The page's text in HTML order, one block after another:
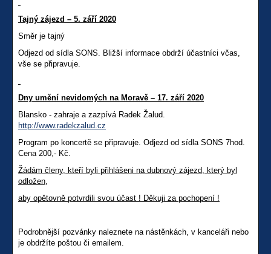
Tajný zájezd – 5. září 2020
Směr je tajný
Odjezd od sídla SONS. Bližší informace obdrží účastníci včas,
vše se připravuje.
Dny umění nevidomých na Moravě – 17. září 2020
Blansko - zahraje a zazpívá Radek Žalud.
http://www.radekzalud.cz
Program po koncertě se připravuje. Odjezd od sídla SONS 7hod.
Cena 200,- Kč.
Žádám členy, kteří byli přihlášeni na dubnový zájezd, který byl
odložen,
aby opětovně potvrdili svou účast ! Děkuji za pochopení !
Podrobnější pozvánky naleznete na nástěnkách, v kanceláři nebo
je obdržíte poštou či emailem.